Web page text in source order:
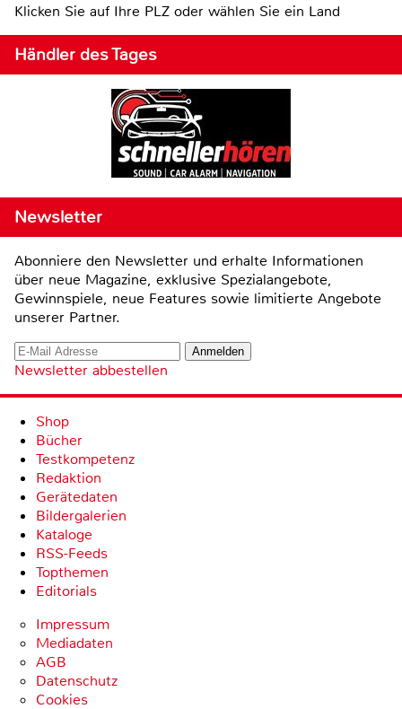
Klicken Sie auf Ihre PLZ oder wählen Sie ein Land
Händler des Tages
Newsletter
Abonniere den Newsletter und erhalte Informationen
über neue Magazine, exklusive Spezialangebote,
Gewinnspiele, neue Features sowie limitierte Angebote
unserer Partner.
Newsletter abbestellen
Shop
Bücher
Testkompetenz
Redaktion
Gerätedaten
Bildergalerien
Kataloge
RSS-Feeds
Topthemen
Editorials
Impressum
Mediadaten
AGB
Datenschutz
Cookies